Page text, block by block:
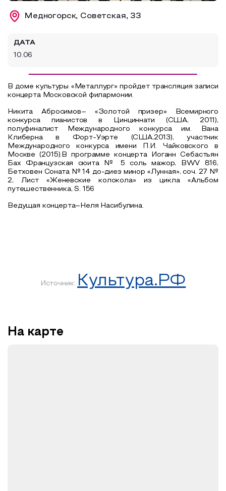
Образовательный туризм
Доступная среда
Медногорск, Советская, 33
ДАТА
10.06
В доме культуры «Металлург» пройдет трансляция записи
концерта Московской филармонии.
Никита Абросимов– «Золотой призер» Всемирного
конкурса пианистов в Цинциннати (США, 2011),
полуфиналист Международного конкурса им. Вана
Клиберна в Форт-Уэрте (США,2013), участник
Международного конкурса имени П.И. Чайковского в
Москве (2015).В программе концерта Иоганн Себастьян
Бах Французская сюита № 5 соль мажор, BWV 816,
Бетховен Соната № 14 до-диез минор «Лунная», соч. 27 №
2, Лист «Женевские колокола» из цикла «Альбом
путешественника, S. 156
Ведущая концерта–Неля Насибулина.
Источник: Культура.РФ
На карте